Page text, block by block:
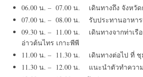
06.00 น. – 07.00 น. เดินทางถึง จังหวัด
07.00 น. – 08.00 น. รับประทานอาหาร
09.30 น. – 11.00 น. เดินทางจากท่าเรื
อ่าวต้นไทร เกาะพีพี
11.00 น. – 11.30 น. เดินทางต่อไป ที่
11.30 น. – 12.00 น. แนะนำตัวทำควา